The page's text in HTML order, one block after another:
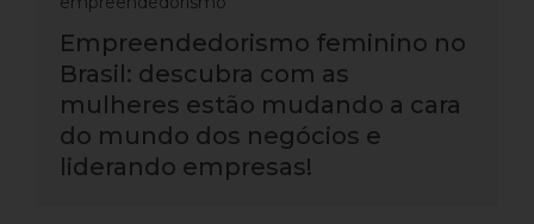
Empreendedorismo feminino no
Brasil: descubra com as
mulheres estão mudando a cara
do mundo dos negócios e
liderando empresas!